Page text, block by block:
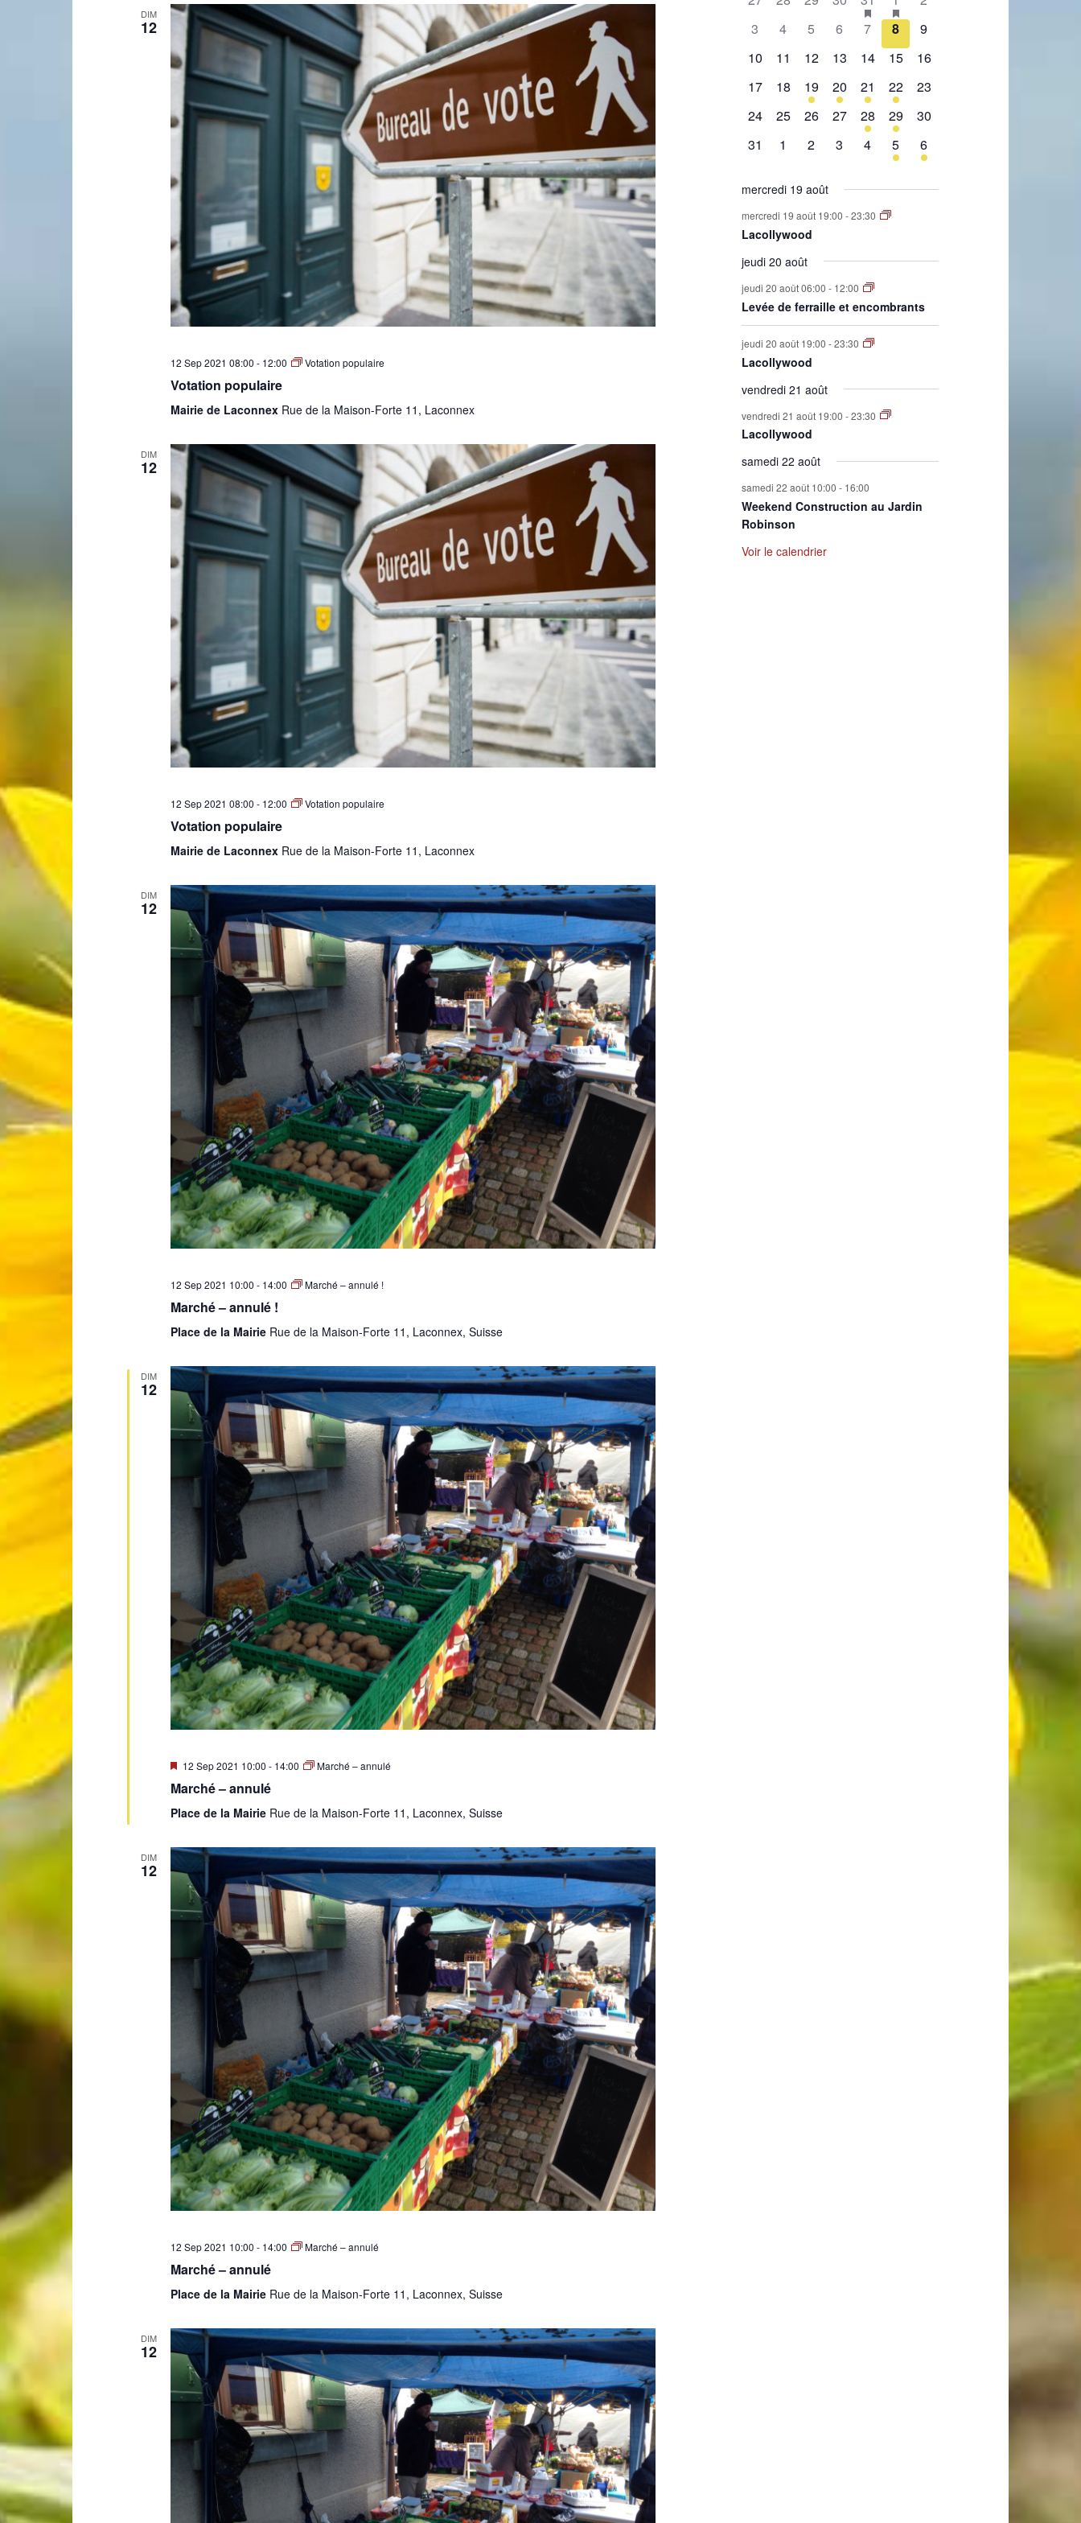
DIM
12
12 Sep 2021 08:00 - 12:00 Votation populaire
Votation populaire
Mairie de Laconnex Rue de la Maison-Forte 11, Laconnex
DIM
12
12 Sep 2021 08:00 - 12:00 Votation populaire
Votation populaire
Mairie de Laconnex Rue de la Maison-Forte 11, Laconnex
DIM
12
12 Sep 2021 10:00 - 14:00 Marché – annulé !
Marché – annulé !
Place de la Mairie Rue de la Maison-Forte 11, Laconnex, Suisse
DIM
12
Mis
avant
12 Sep 2021 10:00 - 14:00 Marché – annulé
Marché – annulé
Place de la Mairie Rue de la Maison-Forte 11, Laconnex, Suisse
DIM
12
12 Sep 2021 10:00 - 14:00 Marché – annulé
Marché – annulé
Place de la Mairie Rue de la Maison-Forte 11, Laconnex, Suisse
DIM
12
de
Évènements
évènement,évènement,
évènement,évènements,
0
3
0
4
0
5
0
évènement,
6
0
évènement,
7
0
évènement,
8
0
9
0
10
0
11
0
12
0
13
0
14
0
15
0
16
0
évènement,
17
0
évènement,
18
1
évènement,
19
2
évènements,
20
1
évènement,
21
2
évènements,
22
0
23
0
24
0
25
0
évènement,
26
0
évènement,
27
1
évènement,
28
1
évènement,
29
0
30
0
31
0
1
0
2
0
évènement,
3
0
évènement,
4
1
évènement,
5
1
évènement,
6
mercredi 19 août
mercredi 19 août 19:00 -23:30
Lacollywood
jeudi 20 août
jeudi 20 août 06:00 - 12:00
Levée de ferraille et encombrants
jeudi 20 août 19:00 -23:30
Lacollywood
vendredi 21 août
vendredi 21 août 19:00 -23:30
Lacollywood
samedi 22 août
samedi 22 août 10:00 - 16:00
Weekend Construction au Jardin
Robinson
Voir le calendrier